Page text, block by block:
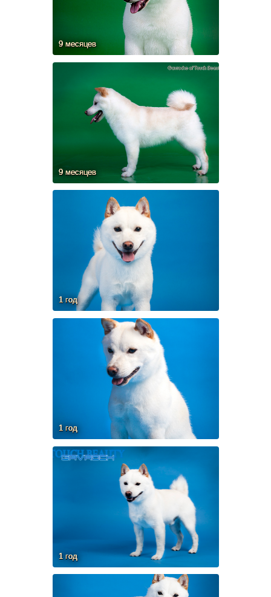
9 месяцев
9 месяцев
1 год
1 год
1 год